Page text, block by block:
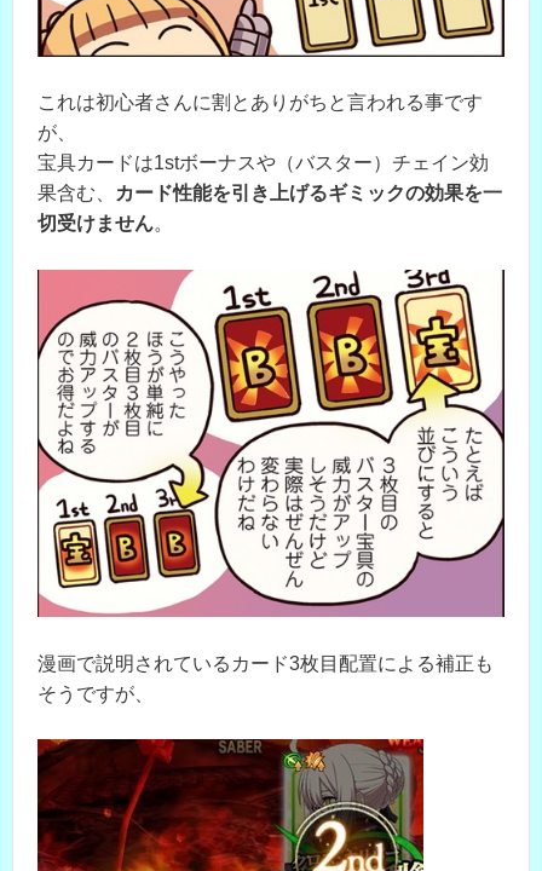
これは初心者さんに割とありがちと言われる事です
が、
宝具カードは1stボーナスや（バスター）チェイン効
果含む、
カード性能を引き上げるギミックの効果を一
切受けません。
漫画で説明されているカード3枚目配置による補正も
そうですが、